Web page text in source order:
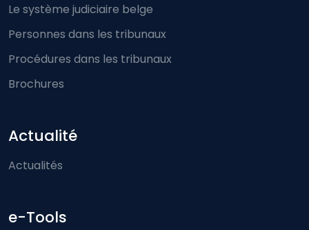
Le système judiciaire belge
Personnes dans les tribunaux
Procédures dans les tribunaux
Brochures
Actualité
Actualités
e-Tools